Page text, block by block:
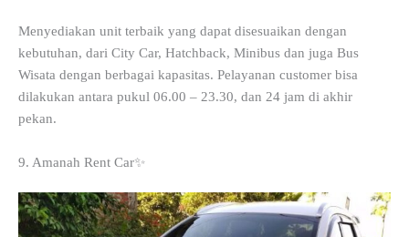
Menyediakan unit terbaik yang dapat disesuaikan dengan
kebutuhan, dari City Car, Hatchback, Minibus dan juga Bus
Wisata dengan berbagai kapasitas. Pelayanan customer bisa
dilakukan antara pukul 06.00 – 23.30, dan 24 jam di akhir
pekan.
9. Amanah Rent Car✨